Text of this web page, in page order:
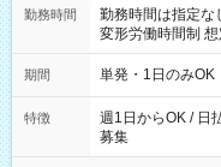
勤務時間
勤務時間は指定な
変形労働時間制 想定労働時
～21：00
期間 単発・1日のみOK
特徴
週1日からOK / 日
募集